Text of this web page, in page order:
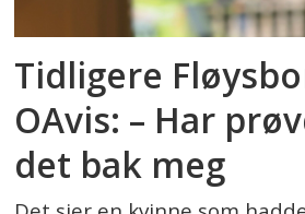
Tidligere
OAvis: – Har
det bak meg